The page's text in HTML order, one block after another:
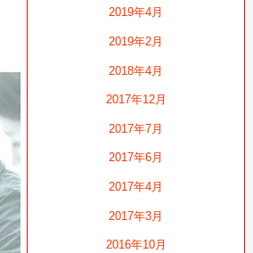
2019年4月
2019年2月
2018年4月
2017年12月
2017年7月
2017年6月
2017年4月
2017年3月
2016年10月